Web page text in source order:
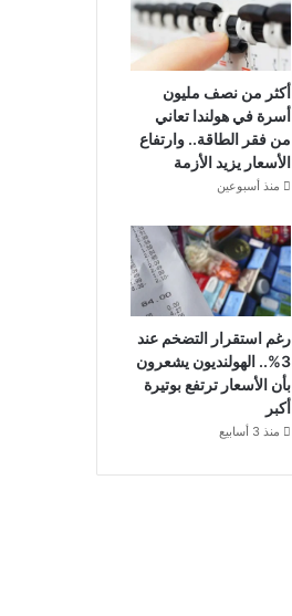
أكثر من نصف مليون
أسرة في هولندا تعاني
من فقر الطاقة.. وارتفاع
الأسعار يزيد الأزمة
منذ أسبوعين
رغم استقرار التضخم عند
3%.. الهولنديون يشعرون
بأن الأسعار ترتفع بوتيرة
أكبر
منذ 3 أسابيع